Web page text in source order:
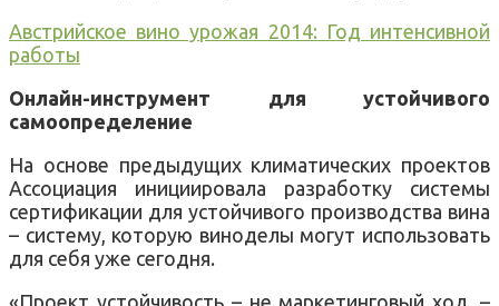
Австрийское вино урожая 2014: Год интенсивной
работы
Онлайн-инструмент для устойчивого
самоопределение
На основе предыдущих климатических проектов
Ассоциация инициировала разработку системы
сертификации для устойчивого производства вина
– систему, которую виноделы могут использовать
для себя уже сегодня.
«Проект устойчивость – не маркетинговый ход, –